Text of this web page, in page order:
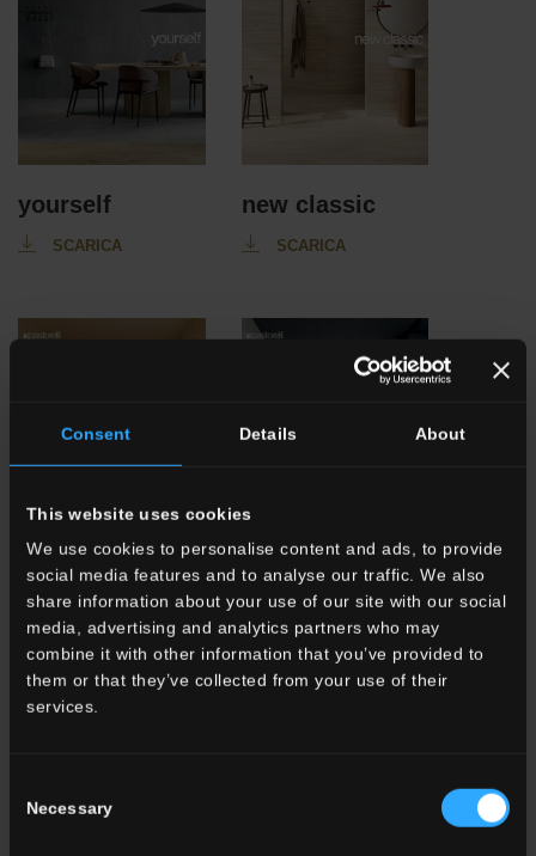
Consent Details About
This website uses cookies
We use cookies to personalise content and ads, to provide
social media features and to analyse our traffic. We also
share information about your use of our site with our social
media, advertising and analytics partners who may
combine it with other information that you’ve provided to
them or that they’ve collected from your use of their
services.
Selection
Necessary
yourself
SCARICA
new classic
SCARICA
everyday
SCARICA
icons
SCARICA